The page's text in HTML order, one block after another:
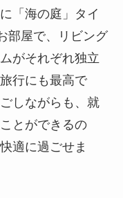
「海の庭」タイ
部屋で、リビング
がそれぞれ独立
行にも最高で
しながらも、就
とができるの
適に過ごせま